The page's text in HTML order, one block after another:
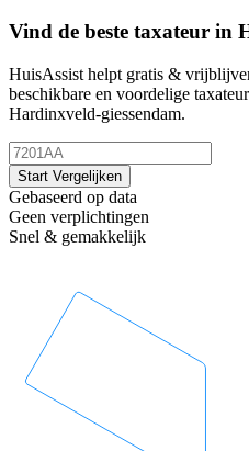
Vind de beste taxateur in
HuisAssist helpt gratis &
beschikbare en voordelige
Hardinxveld-giessendam.
Start Vergelijken
Gebaseerd op data
Geen verplichtingen
Snel & gemakkelijk